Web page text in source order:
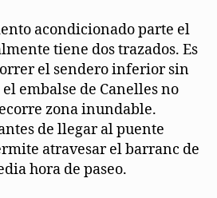
acondicionado parte el
tiene dos trazados. Es
el sendero inferior sin
embalse de Canelles no
zona inundable.
de llegar al puente
atravesar el barranc de
hora de paseo.